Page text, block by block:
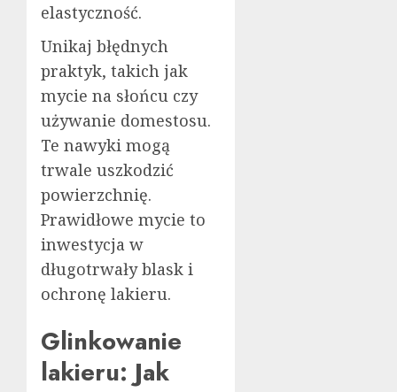
elastyczność.
Unikaj błędnych
praktyk, takich jak
mycie na słońcu czy
używanie domestosu.
Te nawyki mogą
trwale uszkodzić
powierzchnię.
Prawidłowe mycie to
inwestycja w
długotrwały blask i
ochronę lakieru.
Glinkowanie
lakieru: Jak